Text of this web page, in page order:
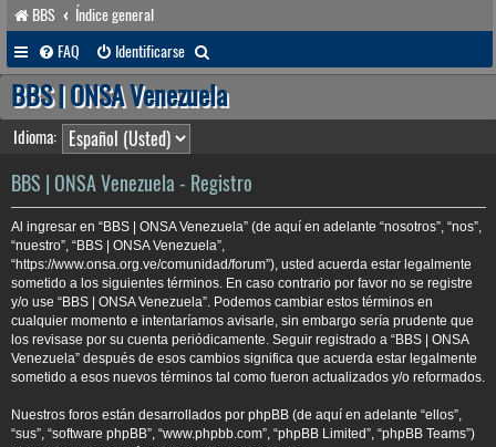
BBS
Índice general
FAQ
Identificarse
u
s
a
r
BBS | ONSA Venezuela
Idioma:
BBS | ONSA Venezuela - Registro
Al ingresar en “BBS | ONSA Venezuela” (de aquí en adelante “nosotros”, “nos”,
“nuestro”, “BBS | ONSA Venezuela”,
“https://www.onsa.org.ve/comunidad/forum”), usted acuerda estar legalmente
sometido a los siguientes términos. En caso contrario por favor no se registre
y/o use “BBS | ONSA Venezuela”. Podemos cambiar estos términos en
cualquier momento e intentaríamos avisarle, sin embargo sería prudente que
los revisase por su cuenta periódicamente. Seguir registrado a “BBS | ONSA
Venezuela” después de esos cambios significa que acuerda estar legalmente
sometido a esos nuevos términos tal como fueron actualizados y/o reformados.
Nuestros foros están desarrollados por phpBB (de aquí en adelante “ellos”,
“sus”, “software phpBB”, “www.phpbb.com”, “phpBB Limited”, “phpBB Teams”)